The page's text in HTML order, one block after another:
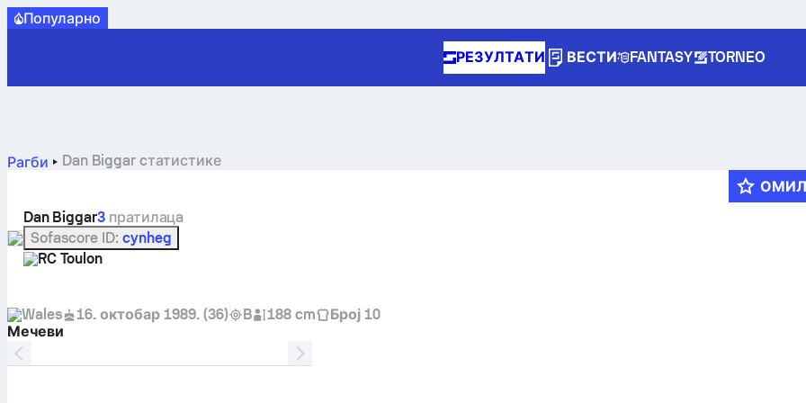
Популарно
РЕЗУЛТАТИ ВЕСТИ FANTASY TORNEO
Рагби Dan Biggar cтатистике
Dan Biggar3пратилацa
Sofascore ID: cynheg
RC Toulon
Wales 16. октобар 1989. (36) B 188 cm
Број 10
Мечеви